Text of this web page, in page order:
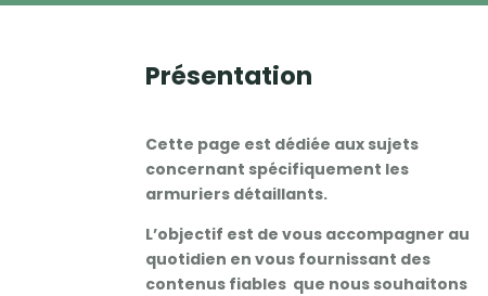
Présentation
Cette page est dédiée aux sujets
concernant spécifiquement les
armuriers détaillants.
L’objectif est de vous accompagner au
quotidien en vous fournissant des
contenus fiables que nous souhaitons